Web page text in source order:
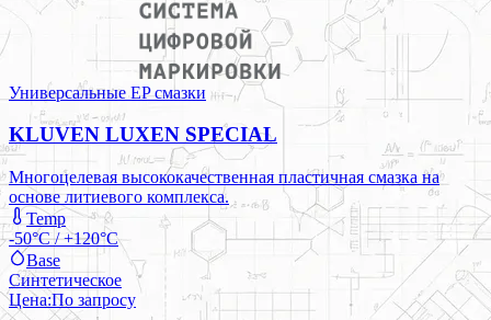
Универсальные EP смазки
KLUVEN LUXEN SPECIAL
Многоцелевая высококачественная пластичная смазка на
основе литиевого комплекса.
Temp
-50°C / +120°C
Base
Синтетическое
Цена:По запросу